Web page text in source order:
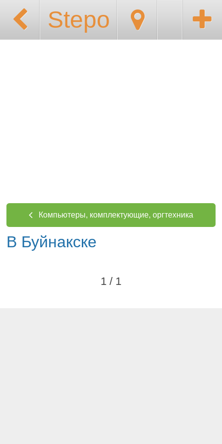
Stepo
Компьютеры, комплектующие, оргтехника
В Буйнакске
1 / 1